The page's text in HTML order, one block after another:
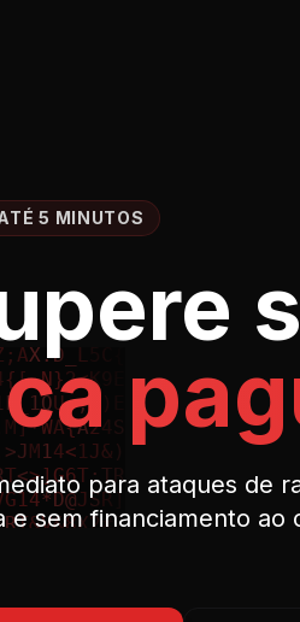
5 MINUTOS
para ataques de
e sem financiamento ao